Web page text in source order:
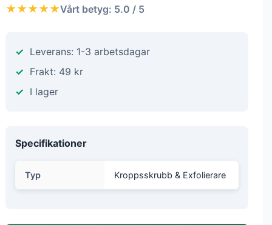
★★★★★Vårt betyg: 5.0 / 5
Leverans: 1-3 arbetsdagar
Frakt: 49 kr
I lager
Specifikationer
Typ Kroppsskrubb & Exfolierare